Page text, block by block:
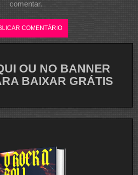
comentar.
OU NO BANNER
BAIXAR GRÁTIS